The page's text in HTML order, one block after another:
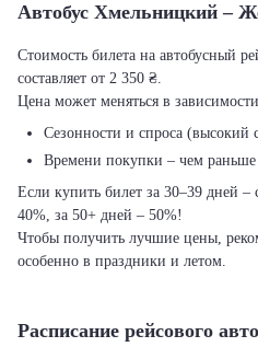
Автобус Хмельницкий –
Стоимость билета на автобусный
составляет от 2 350 ₴.
Цена может меняться в
Сезонности и спроса (высокий
Времени покупки – чем раньше
Если купить билет за 30–39 дней –
40%, за 50+ дней – 50%!
Чтобы получить лучшие цены,
особенно в праздники и летом.
Расписание рейсового